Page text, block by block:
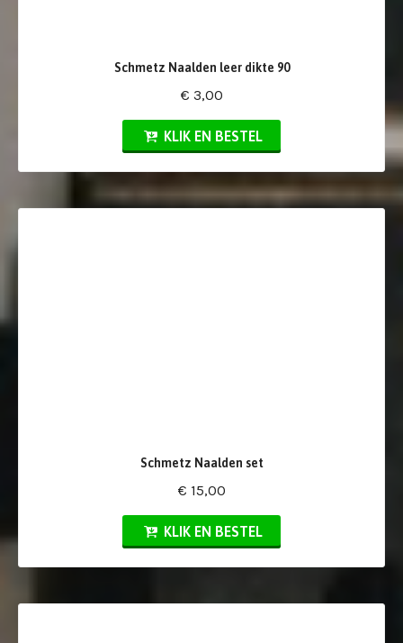
Schmetz Naalden leer dikte 90
€ 3,00
KLIK EN BESTEL
Schmetz Naalden set
€ 15,00
KLIK EN BESTEL